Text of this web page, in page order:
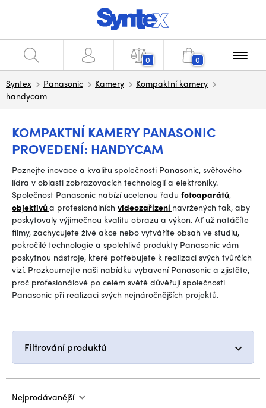
0 0
Syntex Panasonic Kamery
Kompaktní kamery
handycam
KOMPAKTNÍ KAMERY PANASONIC
PROVEDENÍ: HANDYCAM
Poznejte inovace a kvalitu společnosti Panasonic, světového
lídra v oblasti zobrazovacích technologií a elektroniky.
Společnost Panasonic nabízí ucelenou řadu fotoaparátů,
objektivůa profesionálních videozařízení navržených tak, aby
poskytovaly výjimečnou kvalitu obrazu a výkon. Ať už natáčíte
filmy, zachycujete živé akce nebo vytváříte obsah ve studiu,
pokročilé technologie a spolehlivé produkty Panasonic vám
poskytnou nástroje, které potřebujete k realizaci svých tvůrčích
vizí. Prozkoumejte naši nabídku vybavení Panasonic a zjistěte,
proč profesionálové po celém světě důvěřují společnosti
Panasonic při realizaci svých nejnáročnějších projektů.
Filtrování produktů
Nejprodávanější